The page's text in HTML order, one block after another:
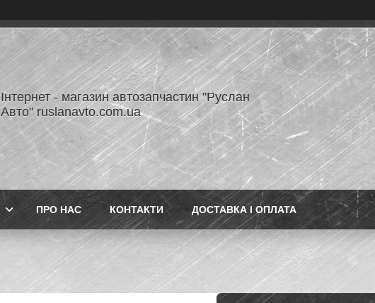
Інтернет - магазин автозапчастин "Руслан
Авто" ruslanavto.com.ua
ПРО НАС КОНТАКТИ ДОСТАВКА І ОПЛАТА